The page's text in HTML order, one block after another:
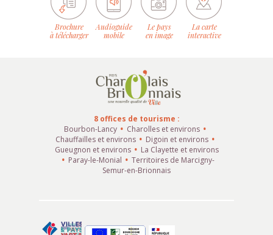
Brochure
à télécharger
Audioguide
mobile
Le pays
en image
La carte
interactive
8 offices de tourisme :
Bourbon-Lancy
Charolles et environs
Chauffailles et environs
Digoin et environs
Gueugnon et environs
La Clayette et environs
Paray-le-Monial
Territoires de Marcigny-
Semur-en-Brionnais